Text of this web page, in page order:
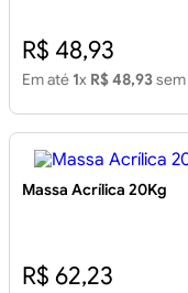
R$ 48,93
Em até 1x R$ 48,93
Massa Acrílica 20Kg
R$ 62,23